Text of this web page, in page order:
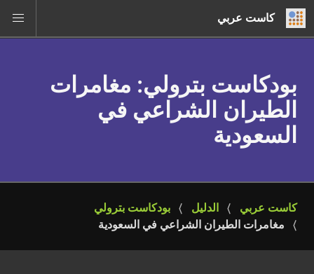
كاست عربي
بودكاست بترولي: مغامرات
الطيران الشراعي في
السعودية
كاست عربي الدليل
بودكاست بترولي
مغامرات الطيران الشراعي في السعودية